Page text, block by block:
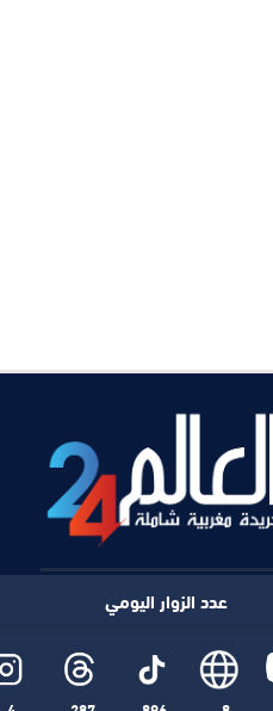
عدد الزوار اليومي